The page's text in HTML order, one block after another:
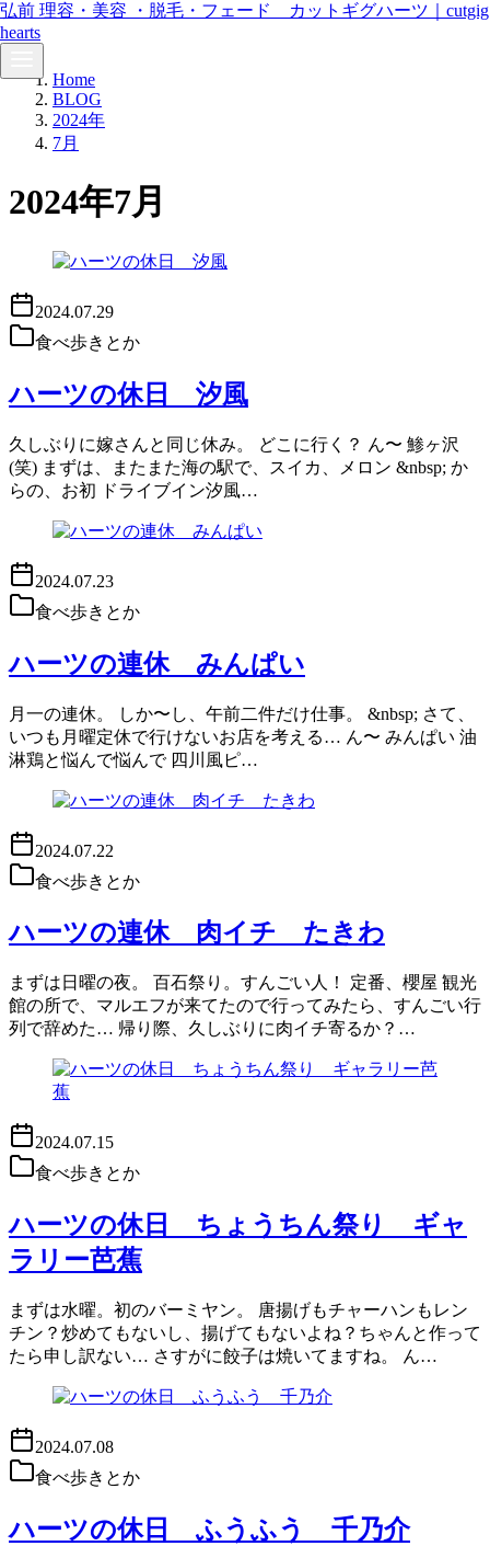
ン
移
弘前 理容・美容 ・脱毛・フェード カットギグハーツ｜cutgig
hearts
Home
BLOG
2024年
7月
2024年7月
2024.07.29
食べ歩きとか
ハーツの休日 汐風
久しぶりに嫁さんと同じ休み。 どこに行く？ ん〜 鯵ヶ沢
(笑) まずは、またまた海の駅で、スイカ、メロン &nbsp; か
らの、お初 ドライブイン汐風…
2024.07.23
食べ歩きとか
ハーツの連休 みんぱい
月一の連休。 しか〜し、午前二件だけ仕事。 &nbsp; さて、
いつも月曜定休で行けないお店を考える… ん〜 みんぱい 油
淋鶏と悩んで悩んで 四川風ピ…
2024.07.22
食べ歩きとか
ハーツの連休 肉イチ たきわ
まずは日曜の夜。 百石祭り。すんごい人！ 定番、櫻屋 観光
館の所で、マルエフが来てたので行ってみたら、すんごい行
列で辞めた… 帰り際、久しぶりに肉イチ寄るか？…
2024.07.15
食べ歩きとか
ハーツの休日 ちょうちん祭り ギャ
ラリー芭蕉
まずは水曜。初のバーミヤン。 唐揚げもチャーハンもレン
チン？炒めてもないし、揚げてもないよね？ちゃんと作って
たら申し訳ない… さすがに餃子は焼いてますね。 ん…
2024.07.08
食べ歩きとか
ハーツの休日 ふうふう 千乃介